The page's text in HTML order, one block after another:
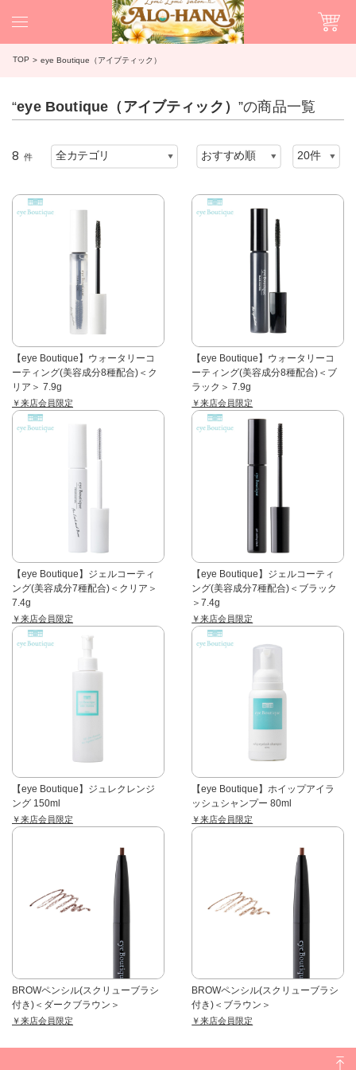
TOP eye Boutique（アイブティック）
“eye Boutique（アイブティック） ”の商品一覧
8 件
【eye Boutique】ウォータリーコ
ーティング(美容成分8種配合)＜ク
リア＞ 7.9g
￥来店会員限定
【eye Boutique】ウォータリーコ
ーティング(美容成分8種配合)＜ブ
ラック＞ 7.9g
￥来店会員限定
【eye Boutique】ジェルコーティ
ング(美容成分7種配合)＜クリア＞
7.4g
￥来店会員限定
【eye Boutique】ジェルコーティ
ング(美容成分7種配合)＜ブラック
＞7.4g
￥来店会員限定
【eye Boutique】ジュレクレンジ
ング 150ml
￥来店会員限定
【eye Boutique】ホイップアイラ
ッシュシャンプー 80ml
￥来店会員限定
BROWペンシル(スクリューブラシ
付き)＜ダークブラウン＞
￥来店会員限定
BROWペンシル(スクリューブラシ
付き)＜ブラウン＞
￥来店会員限定